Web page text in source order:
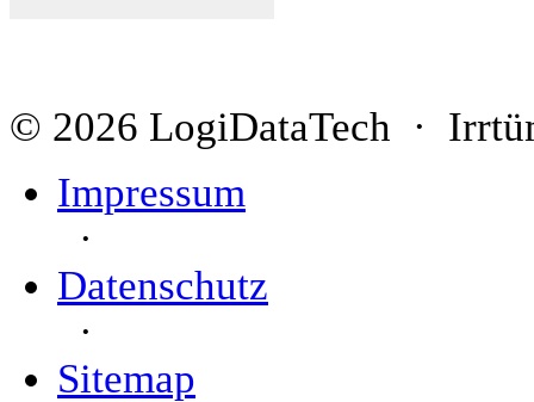
© 2026 LogiDataTech ·
Impressum
·
Datenschutz
·
Sitemap